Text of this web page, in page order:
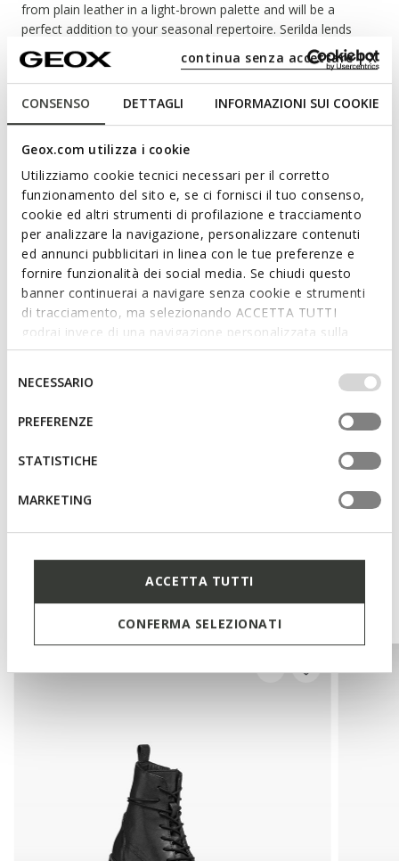
CONSENSO DETTAGLI INFORMAZIONI SUI COOKIE
Geox.com utilizza i cookie
Utilizziamo cookie tecnici necessari per il corretto
funzionamento del sito e, se ci fornisci il tuo consenso,
cookie ed altri strumenti di profilazione e tracciamento
per analizzare la navigazione, personalizzare contenuti
ed annunci pubblicitari in linea con le tue preferenze e
fornire funzionalità dei social media. Se chiudi questo
banner continuerai a navigare senza cookie e strumenti
di tracciamento, ma selezionando ACCETTA TUTTI
godrai invece di una navigazione personalizzata sulla
base dei tuoi gusti ed interessi. Selezionando
IMPOSTAZIONI potrai anche scegliere quali cookies ed
altri strumenti di tracciamento autorizzare. Per maggiori
informazioni o per modificare in qualsiasi momento le
tue impostazioni, visita la nostra
del
consenso
NECESSARIO
PREFERENZE
STATISTICHE
MARKETING
ACCETTA TUTTI
CONFERMA SELEZIONATI
continua senza accettare | X
from plain leather in a light-brown palette and will be a
perfect addition to your seasonal repertoire. Serilda lends
itself to a host of different looks and will help you take on
busy routine with attitude and without foregoing a sensation
of well-being.
ITEM CODE:
D46WYG00043C6002
Read more
Features
By purchasing this product, you are
supporting Leather Working Group certified
tanneries
Quick and easy to put on
Heel height: 3,5 cm / 1,4"
The height of the boot shaft is 16.5 cm / 6.50" as
Materials
You may also like